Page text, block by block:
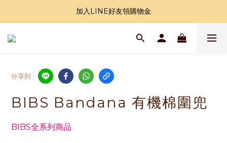
加入LINE好友領購物金
加入LINE好友領購物金
分享到
BIBS Bandana 有機棉圍兜
BIBS全系列商品